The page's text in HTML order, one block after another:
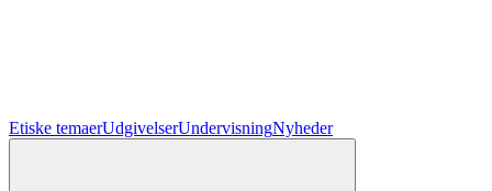
Etiske temaerUdgivelserUndervisningNyheder